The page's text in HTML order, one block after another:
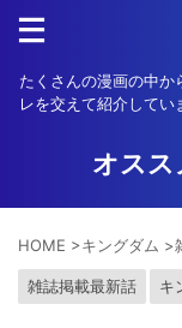
たくさんの漫画の中
レを交えて紹介して
オスス
HOME >キングダム >
雑誌掲載最新話 キ